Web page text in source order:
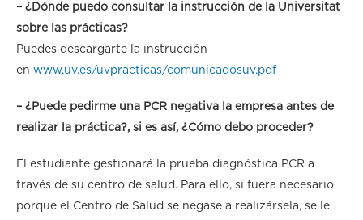
– ¿Dónde puedo consultar la instrucción de la Universitat
sobre las prácticas?
Puedes descargarte la instrucción
en www.uv.es/uvpracticas/comunicadosuv.pdf
– ¿Puede pedirme una PCR negativa la empresa antes de
realizar la práctica?, si es así, ¿Cómo debo proceder?
El estudiante gestionará la prueba diagnóstica PCR a
través de su centro de salud. Para ello, si fuera necesario
porque el Centro de Salud se negase a realizársela, se le